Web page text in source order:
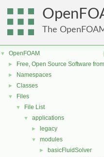
The
▼ OpenFOAM
► Free, Open Source Software
► Namespaces
► Classes
▼ Files
▼ File List
▼ applications
► legacy
▼ modules
► basicFluidSolver